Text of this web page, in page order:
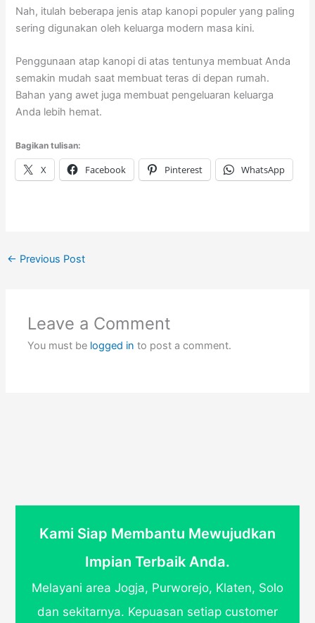
Nah, itulah beberapa jenis atap kanopi populer yang paling
sering digunakan oleh keluarga modern masa kini.
Penggunaan atap kanopi di atas tentunya membuat Anda
semakin mudah saat membuat teras di depan rumah.
Bahan yang awet juga membuat pengeluaran keluarga
Anda lebih hemat.
Bagikan tulisan:
X Facebook Pinterest WhatsApp
← Previous Post
Leave a Comment
You must be logged in to post a comment.
Kami Siap Membantu Mewujudkan
Impian Terbaik Anda.
Melayani area Jogja, Purworejo, Klaten, Solo
dan sekitarnya. Kepuasan setiap customer